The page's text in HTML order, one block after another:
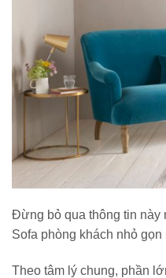
Đừng bỏ qua thông tin này
Sofa phòng khách nhỏ gọn
Theo tâm lý chung, phần